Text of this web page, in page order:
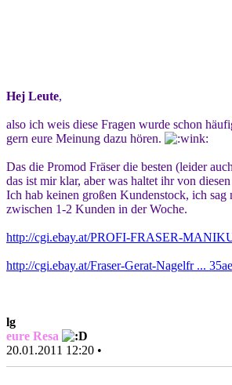
Hej Leute,
also ich weis diese Fragen wurde schon
gern eure Meinung dazu hören.
Das die Promod Fräser die besten (leider
das ist mir klar, aber was haltet ihr von
Ich hab keinen großen Kundenstock, ich sag
zwischen 1-2 Kunden in der Woche.
http://cgi.ebay.at/PROFI-FRASER-
http://cgi.ebay.at/Fraser-Gerat-Nagelfr ...
lg
eure Resa
20.01.2011 12:20 •